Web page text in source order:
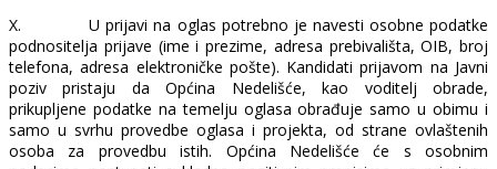
X.
U prijavi na oglas potrebno je navesti osobne podatke
podnositelja prijave (ime i prezime, adresa prebivališta, OIB, broj
telefona, adresa elektroničke pošte). Kandidati prijavom na Javni
poziv pristaju da Općina Nedelišće, kao voditelj obrade,
prikupljene podatke na temelju oglasa obrađuje samo u obimu i
samo u svrhu provedbe oglasa i projekta, od strane ovlaštenih
osoba za provedbu istih. Općina Nedelišće će s osobnim